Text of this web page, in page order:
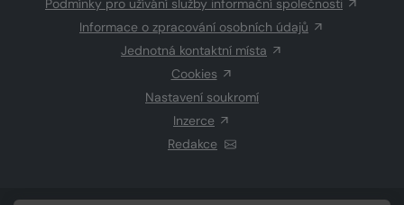
Podmínky pro užívání služby informační společnosti
Informace o zpracování osobních údajů
Jednotná kontaktní místa
Cookies
Nastavení soukromí
Inzerce
Redakce